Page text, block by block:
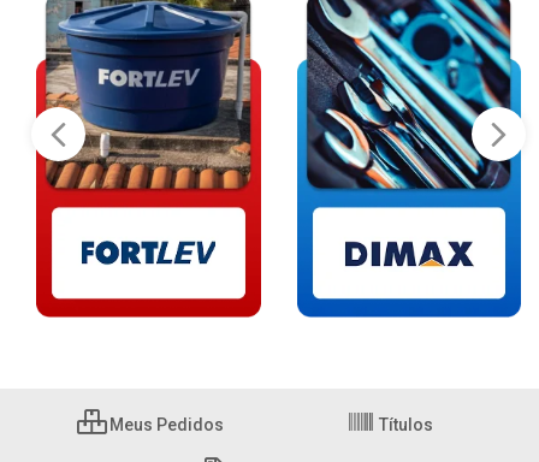
Meus Pedidos Títulos